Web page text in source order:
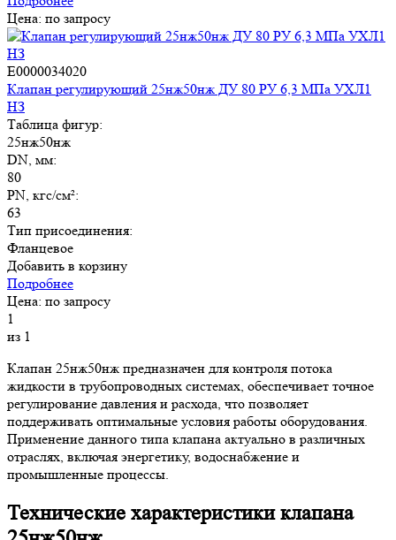
Цена: по запросу
E0000034020
Клапан регулирующий 25нж50нж ДУ 80 РУ 6,3 МПа УХЛ1
НЗ
Таблица фигур:
25нж50нж
DN, мм:
80
PN, кгс/см²:
63
Тип присоединения:
Фланцевое
Добавить в корзину
Подробнее
Цена: по запросу
1
из 1
Клапан 25нж50нж предназначен для контроля потока
жидкости в трубопроводных системах, обеспечивает точное
регулирование давления и расхода, что позволяет
поддерживать оптимальные условия работы оборудования.
Применение данного типа клапана актуально в различных
отраслях, включая энергетику, водоснабжение и
промышленные процессы.
Технические характеристики клапана